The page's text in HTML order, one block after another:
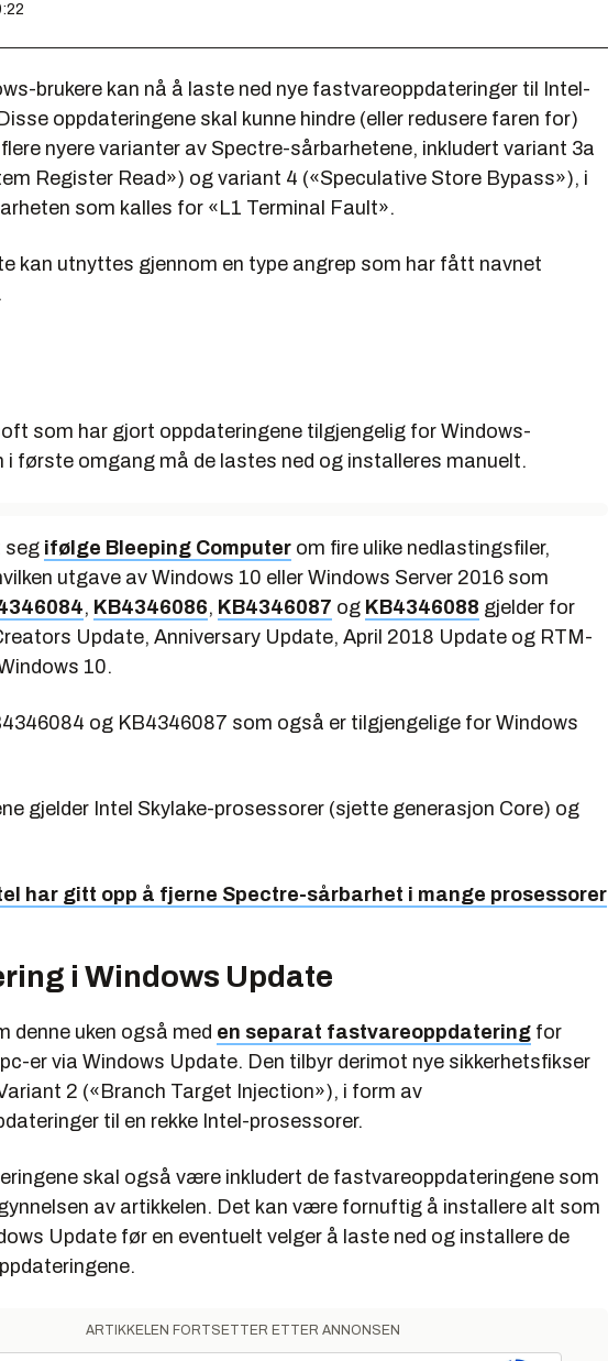
brukere kan nå å laste ned nye fastvareoppdateringer til Intel-
oppdateringene skal kunne hindre (eller redusere faren for)
nyere varianter av Spectre-sårbarhetene, inkludert variant 3a
Register Read») og variant 4 («Speculative Store Bypass»), i
som kalles for «L1 Terminal Fault».
kan utnyttes gjennom en type angrep som har fått navnet
som har gjort oppdateringene tilgjengelig for Windows-
i første omgang må de lastes ned og installeres manuelt.
seg ifølge Bleeping Computer om fire ulike nedlastingsfiler,
utgave av Windows 10 eller Windows Server 2016 som
, KB4346086, KB4346087 og KB4346088 gjelder for
Update, Anniversary Update, April 2018 Update og RTM-
10.
og KB4346087 som også er tilgjengelige for Windows
gjelder Intel Skylake-prosessorer (sjette generasjon Core) og
har gitt opp å fjerne Spectre-sårbarhet i mange prosessorer
i Windows Update
denne uken også med en separat fastvareoppdatering for
er via Windows Update. Den tilbyr derimot nye sikkerhetsfikser
2 («Branch Target Injection»), i form av
til en rekke Intel-prosessorer.
skal også være inkludert de fastvareoppdateringene som
av artikkelen. Det kan være fornuftig å installere alt som
Update før en eventuelt velger å laste ned og installere de
ARTIKKELEN FORTSETTER ETTER ANNONSEN